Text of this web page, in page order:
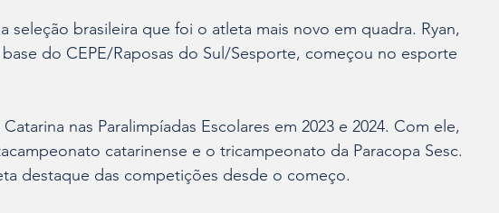
seleção brasileira que foi o atleta mais novo em quadra. Ryan,
do CEPE/Raposas do Sul/Sesporte, começou no esporte
nas Paralimpíadas Escolares em 2023 e 2024. Com ele,
catarinense e o tricampeonato da Paracopa Sesc.
destaque das competições desde o começo.